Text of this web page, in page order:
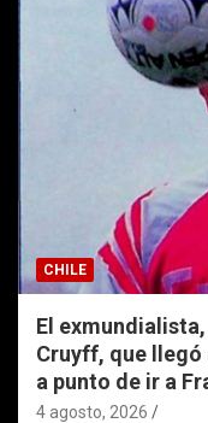
CHILE
El
Cruyff, que llegó
a punto de ir a
4 agosto, 2026